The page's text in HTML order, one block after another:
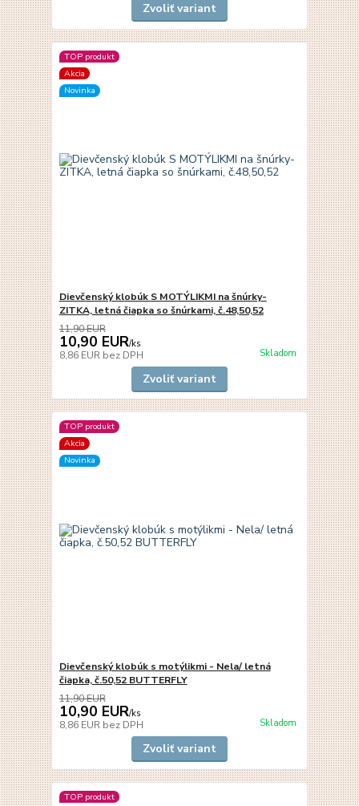
Zvoliť variant
TOP produkt
Akcia
Novinka
Dievčenský klobúk S MOTÝLIKMI na šnúrky-
ZITKA, letná čiapka so šnúrkami, č.48,50,52
11,90 EUR
10,90 EUR/ks
8,86 EUR bez DPH Skladom
Zvoliť variant
TOP produkt
Akcia
Novinka
Dievčenský klobúk s motýlikmi - Nela/ letná
čiapka, č.50,52 BUTTERFLY
11,90 EUR
10,90 EUR/ks
8,86 EUR bez DPH Skladom
Zvoliť variant
TOP produkt